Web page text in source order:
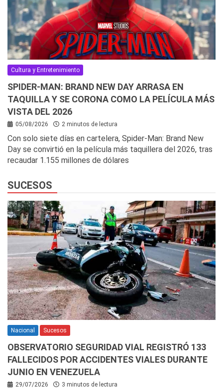
Cultura y Entretenimiento
SPIDER-MAN: BRAND NEW DAY ARRASA EN
TAQUILLA Y SE CORONA COMO LA PELÍCULA MÁS
VISTA DEL 2026
05/08/2026 2 minutos de lectura
Con solo siete días en cartelera, Spider-Man: Brand New
Day se convirtió en la película más taquillera del 2026, tras
recaudar 1.155 millones de dólares
SUCESOS
Nacional Sucesos
OBSERVATORIO SEGURIDAD VIAL REGISTRÓ 133
FALLECIDOS POR ACCIDENTES VIALES DURANTE
JUNIO EN VENEZUELA
29/07/2026 3 minutos de lectura